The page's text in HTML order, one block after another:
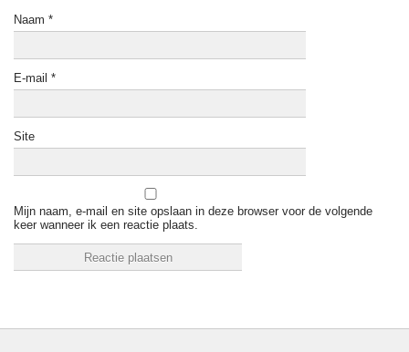
Naam *
E-mail *
Site
Mijn naam, e-mail en site opslaan in deze browser voor de volgende
keer wanneer ik een reactie plaats.